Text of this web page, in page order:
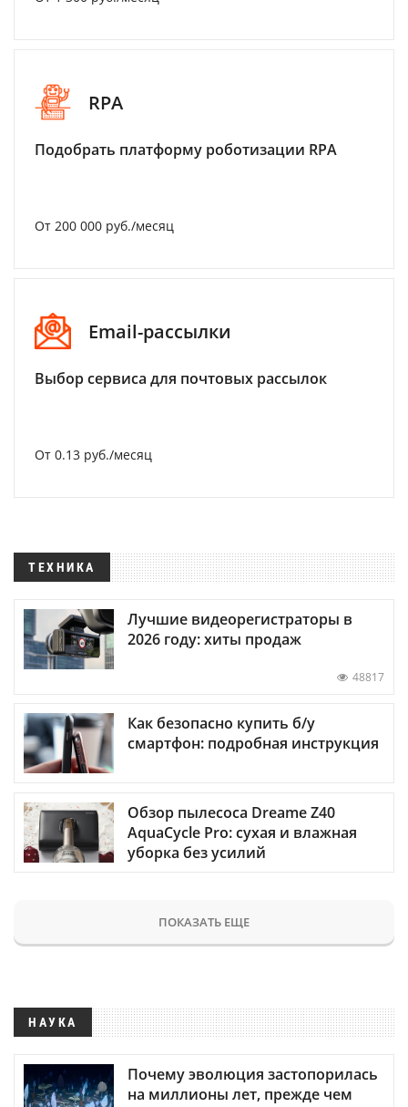
RPA
Подобрать платформу роботизации RPA
От 200 000 руб./месяц
Email-рассылки
Выбор сервиса для почтовых рассылок
От 0.13 руб./месяц
ТЕХНИКА
Лучшие видеорегистраторы в
2026 году: хиты продаж
48817
Как безопасно купить б/у
смартфон: подробная инструкция
Обзор пылесоса Dreame Z40
AquaCycle Pro: сухая и влажная
уборка без усилий
ПОКАЗАТЬ ЕЩЕ
НАУКА
Почему эволюция застопорилась
на миллионы лет, прежде чем